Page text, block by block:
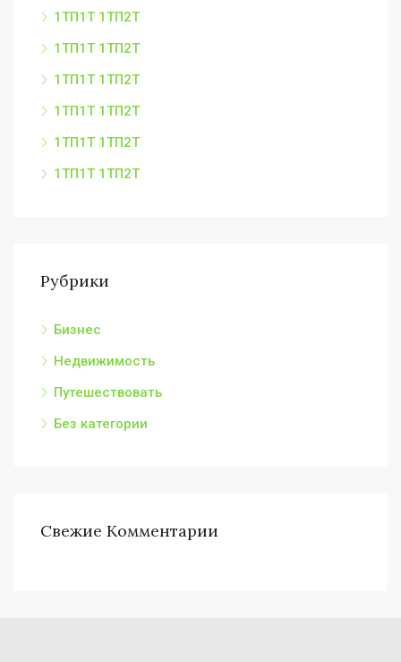
1ТП1Т 1ТП2Т
1ТП1Т 1ТП2Т
1ТП1Т 1ТП2Т
1ТП1Т 1ТП2Т
1ТП1Т 1ТП2Т
1ТП1Т 1ТП2Т
Рубрики
Бизнес
Недвижимость
Путешествовать
Без категории
Свежие Комментарии